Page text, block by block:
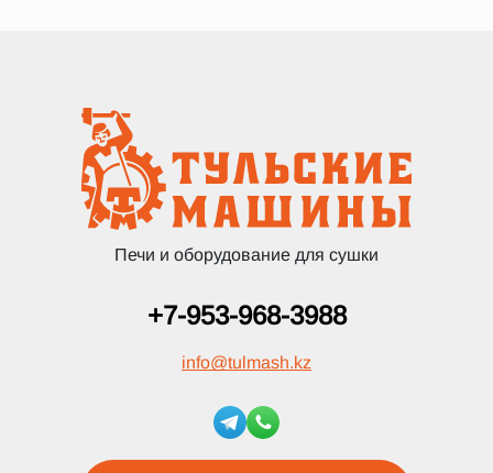
Печи и оборудование для сушки
+7-953-968-3988
info@tulmash.kz